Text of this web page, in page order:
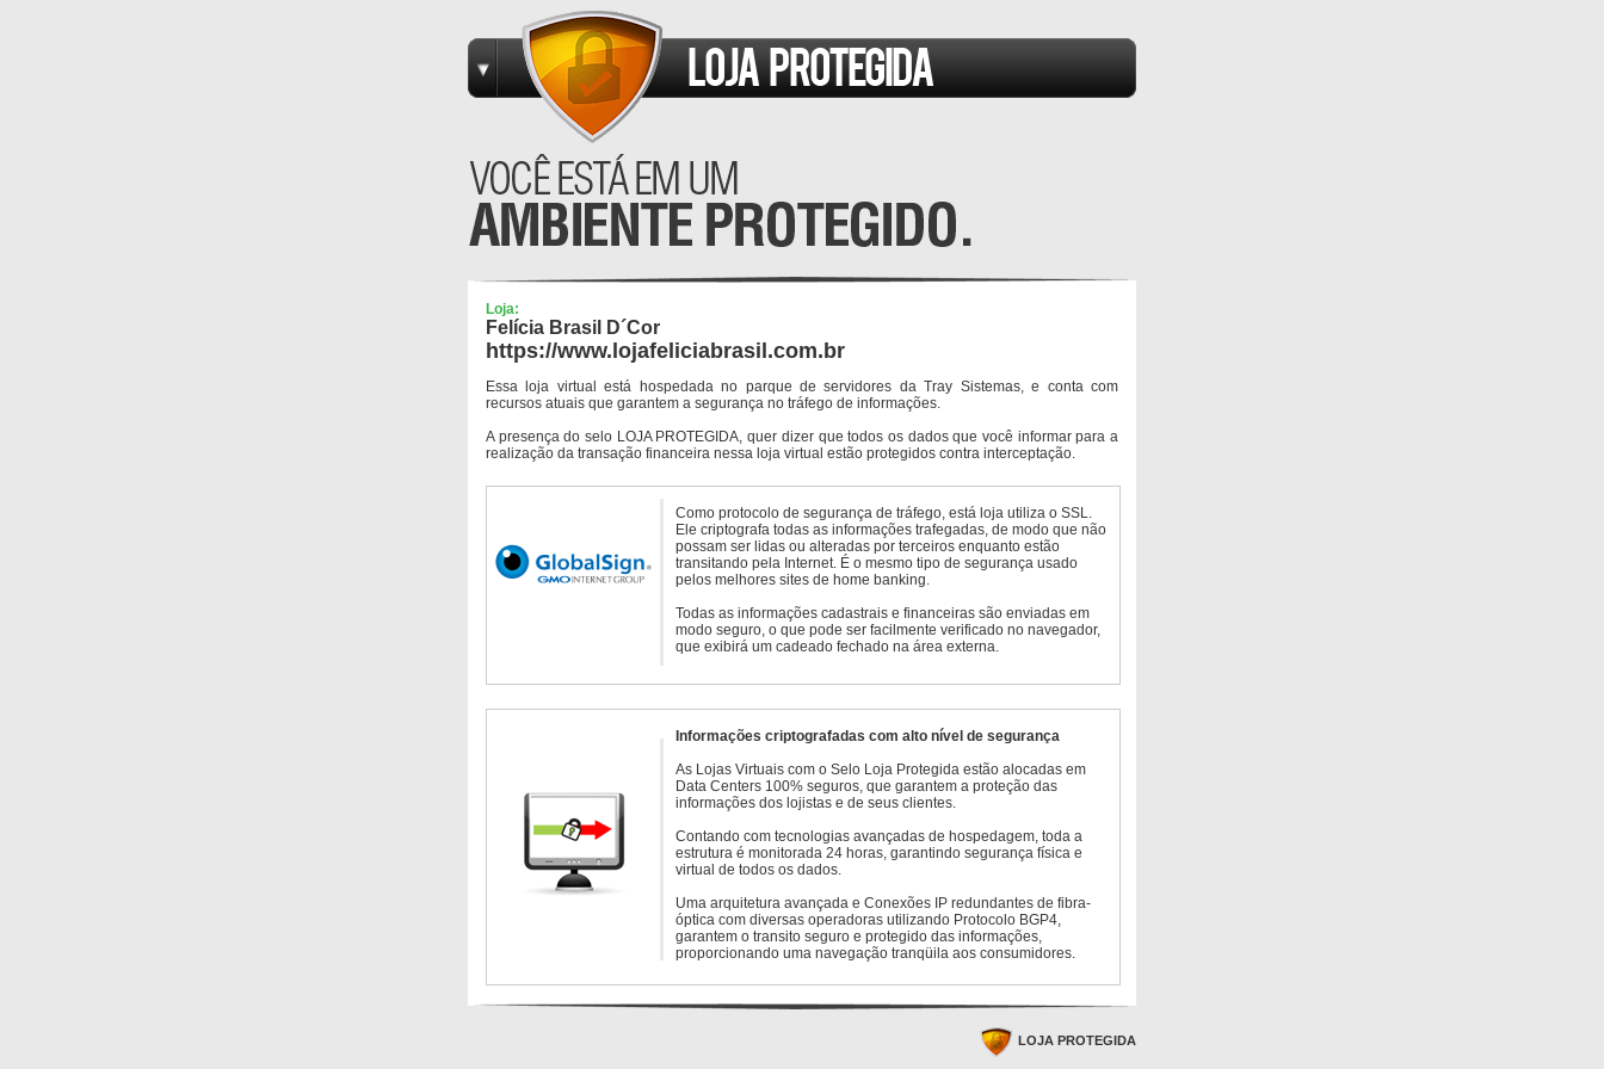
Loja:
Felícia Brasil D´Cor
https://www.lojafeliciabrasil.com.br
Essa loja virtual está hospedada no parque de servidores da Tray Sistemas, e conta com
recursos atuais que garantem a segurança no tráfego de informações.
A presença do selo LOJA PROTEGIDA, quer dizer que todos os dados que você informar para a
realização da transação financeira nessa loja virtual estão protegidos contra interceptação.
Como protocolo de segurança de tráfego, está loja utiliza o SSL.
Ele criptografa todas as informações trafegadas, de modo que não
possam ser lidas ou alteradas por terceiros enquanto estão
transitando pela Internet. É o mesmo tipo de segurança usado
pelos melhores sites de home banking.
Todas as informações cadastrais e financeiras são enviadas em
modo seguro, o que pode ser facilmente verificado no navegador,
que exibirá um cadeado fechado na área externa.
Informações criptografadas com alto nível de segurança
As Lojas Virtuais com o Selo Loja Protegida estão alocadas em
Data Centers 100% seguros, que garantem a proteção das
informações dos lojistas e de seus clientes.
Contando com tecnologias avançadas de hospedagem, toda a
estrutura é monitorada 24 horas, garantindo segurança física e
virtual de todos os dados.
Uma arquitetura avançada e Conexões IP redundantes de fibra-
óptica com diversas operadoras utilizando Protocolo BGP4,
garantem o transito seguro e protegido das informações,
proporcionando uma navegação tranqüila aos consumidores.
LOJA PROTEGIDA